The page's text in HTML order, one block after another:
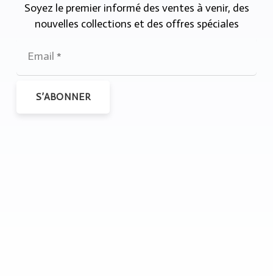
Soyez le premier informé des ventes à venir, des
nouvelles collections et des offres spéciales
S’ABONNER